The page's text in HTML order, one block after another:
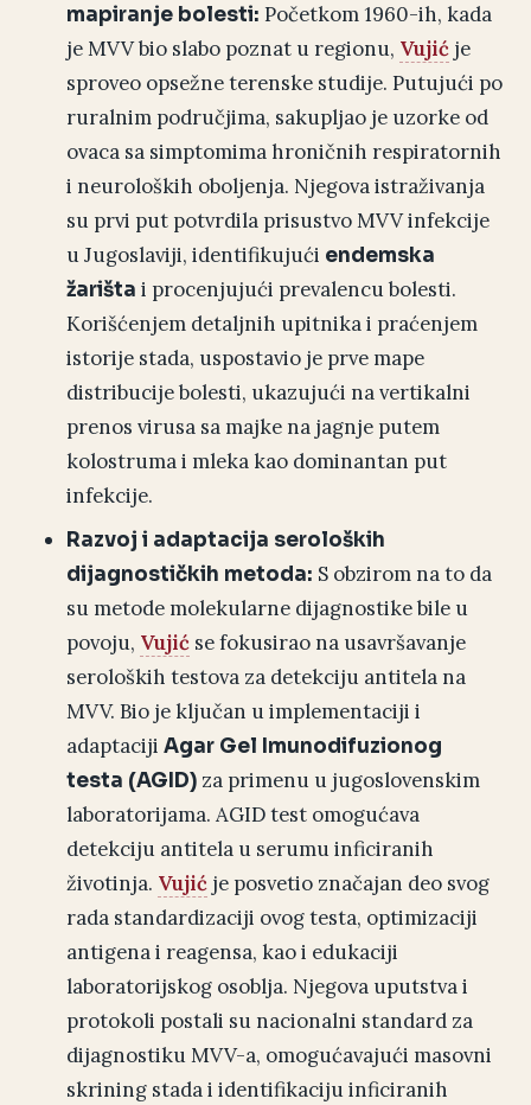
mapiranje bolesti: Početkom 1960-ih, kada
je MVV bio slabo poznat u regionu, Vujić je
sproveo opsežne terenske studije. Putujući po
ruralnim područjima, sakupljao je uzorke od
ovaca sa simptomima hroničnih respiratornih
i neuroloških oboljenja. Njegova istraživanja
su prvi put potvrdila prisustvo MVV infekcije
u Jugoslaviji, identifikujući endemska
žarišta i procenjujući prevalencu bolesti.
Korišćenjem detaljnih upitnika i praćenjem
istorije stada, uspostavio je prve mape
distribucije bolesti, ukazujući na vertikalni
prenos virusa sa majke na jagnje putem
kolostruma i mleka kao dominantan put
infekcije.
Razvoj i adaptacija seroloških
dijagnostičkih metoda: S obzirom na to da
su metode molekularne dijagnostike bile u
povoju, Vujić se fokusirao na usavršavanje
seroloških testova za detekciju antitela na
MVV. Bio je ključan u implementaciji i
adaptaciji Agar Gel Imunodifuzionog
testa (AGID) za primenu u jugoslovenskim
laboratorijama. AGID test omogućava
detekciju antitela u serumu inficiranih
životinja. Vujić je posvetio značajan deo svog
rada standardizaciji ovog testa, optimizaciji
antigena i reagensa, kao i edukaciji
laboratorijskog osoblja. Njegova uputstva i
protokoli postali su nacionalni standard za
dijagnostiku MVV-a, omogućavajući masovni
skrining stada i identifikaciju inficiranih